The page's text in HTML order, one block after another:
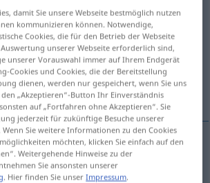
Übersetzung anklicken/antippen)
damit Sie unsere Webseite bestmöglich nutzen
kommunizieren können. Notwendige,
Cookies, die für den Betrieb der Webseite
unserer Webseite erforderlich sind,
unserer Vorauswahl immer auf Ihrem Endgerät
Cookies und Cookies, die der Bereitstellung
dienen, werden nur gespeichert, wenn Sie uns
„Akzeptieren“-Button Ihr Einverständnis
auf „Fortfahren ohne Akzeptieren“. Sie
jederzeit für zukünftige Besuche unserer
Sie weitere Informationen zu den Cookies
möchten, klicken Sie einfach auf den
Weitergehende Hinweise zu der
Sie ansonsten unserer
. Hier finden Sie unserImpressum.